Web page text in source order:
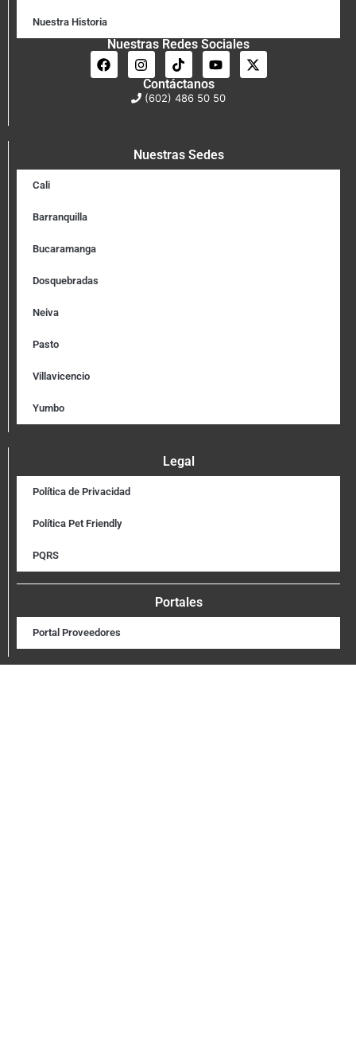
Nuestra Historia
Nuestras Redes Sociales
Contáctanos
(602) 486 50 50
Nuestras Sedes
Cali
Barranquilla
Bucaramanga
Dosquebradas
Neiva
Pasto
Villavicencio
Yumbo
Legal
Política de Privacidad
Política Pet Friendly
PQRS
Portales
Portal Proveedores